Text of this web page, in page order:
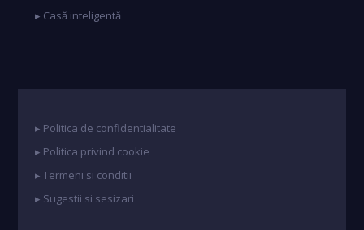
▸ Casă inteligentă
▸ Politica de confidentialitate
▸ Politica privind cookie
▸ Termeni si conditii
▸ Sugestii si sesizari